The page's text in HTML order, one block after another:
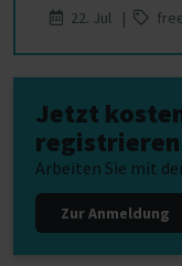
22. Jul |
Jetzt
registrieren
Arbeiten Sie mit
Zur Anmeldung